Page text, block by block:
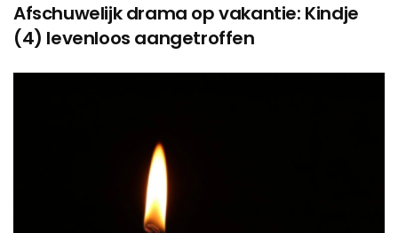
Afschuwelijk drama op vakantie: Kindje
(4) levenloos aangetroffen